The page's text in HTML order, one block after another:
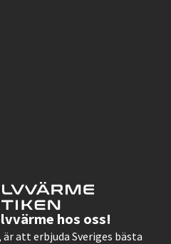
hos oss!
är att erbjuda Sveriges bästa